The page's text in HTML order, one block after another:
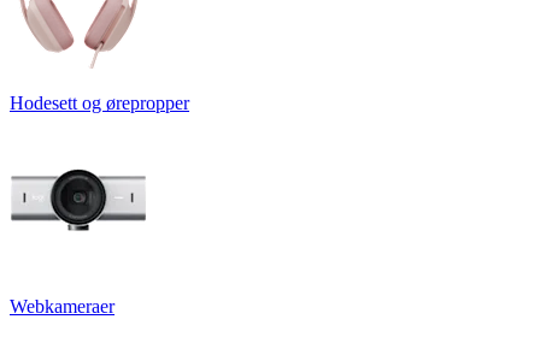
Hodesett og ørepropper
Webkameraer